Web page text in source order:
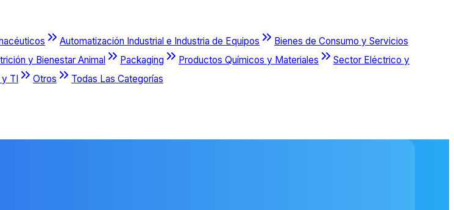
Automatización Industrial e Industria de Equipos
Bienes de Consumo y Servicios
y Bienestar Animal Packaging Productos Químicos y Materiales
Sector Eléctrico y
y TI Otros
Todas Las Categorías